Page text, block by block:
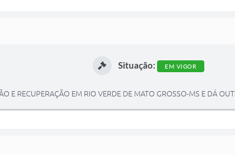
Situação: EM VIGOR
E RECUPERAÇÃO EM RIO VERDE DE MATO GROSSO-MS E DÁ